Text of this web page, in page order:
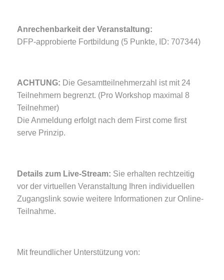
Anrechenbarkeit der Veranstaltung:
DFP-approbierte Fortbildung (5 Punkte, ID: 707344)
ACHTUNG: Die Gesamtteilnehmerzahl ist mit 24
Teilnehmern begrenzt. (Pro Workshop maximal 8
Teilnehmer)
Die Anmeldung erfolgt nach dem First come first
serve Prinzip.
Details zum Live-Stream: Sie erhalten rechtzeitig
vor der virtuellen Veranstaltung Ihren individuellen
Zugangslink sowie weitere Informationen zur Online-
Teilnahme.
Mit freundlicher Unterstützung von: